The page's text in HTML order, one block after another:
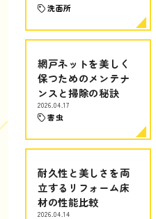
洗面所
網戸ネットを美しく
保つためのメンテナ
ンスと掃除の秘訣
2026.04.17
害虫
耐久性と美しさを両
立するリフォーム床
材の性能比較
2026.04.14